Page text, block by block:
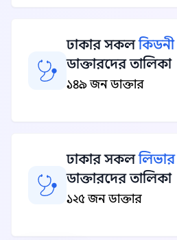
ঢাকার সকল
ডাক্তারদের তালিকা
১৪৯ জন ডাক্তার
ঢাকার সকল
ডাক্তারদের তালিকা
১২৫ জন ডাক্তার